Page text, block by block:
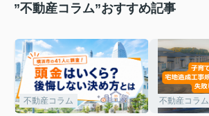
”不動産コラム”おすすめ記事
不動産コラム 不動産コラム